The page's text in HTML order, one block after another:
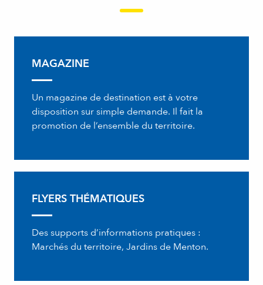
MAGAZINE
Un magazine de destination est à votre
disposition sur simple demande. Il fait la
promotion de l’ensemble du territoire.
FLYERS THÉMATIQUES
Des supports d’informations pratiques :
Marchés du territoire, Jardins de Menton.